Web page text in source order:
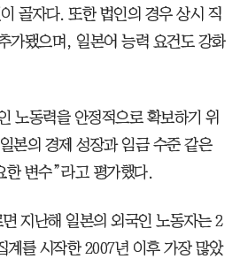
골자다. 또한 법인의 경우 상시 직
가됐으며, 일본어 능력 요건도 강화
노동력을 안정적으로 확보하기 위
본의 경제 성장과 임금 수준 같은
한 변수”라고 평가했다.
지난해 일본의 외국인 노동자는 2
계를 시작한 2007년 이후 가장 많았